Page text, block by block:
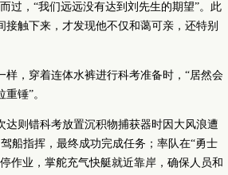
过，“我们远远没有达到刘先生的期望”。此
触下来，才发现他不仅和蔼可亲，还特别
，穿着连体水裤进行科考准备时，“居然会
锤”。
则错科考放置沉积物捕获器时因大风浪遭
船指挥，最终成功完成任务；率队在“勇士
作业，掌舵充气快艇就近靠岸，确保人员和